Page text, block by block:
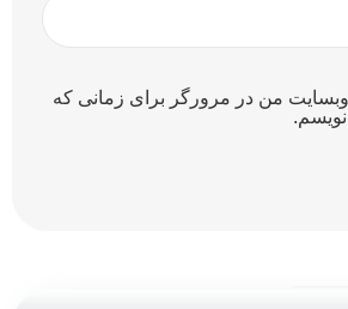
وبسایت من در مرورگر برای زمانی که